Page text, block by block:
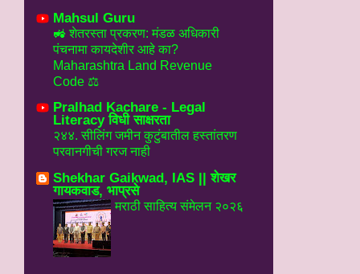
Mahsul Guru
🚜 शेतरस्ता प्रकरण: मंडळ अधिकारी
पंचनामा कायदेशीर आहे का?
Maharashtra Land Revenue
Code ⚖️
Pralhad Kachare - Legal
Literacy विधी साक्षरता
२४४. सीलिंग जमीन कुटुंबातील हस्तांतरण
परवानगीची गरज नाही
Shekhar Gaikwad, IAS || शेखर
गायकवाड, भाप्रसे
मराठी साहित्य संमेलन २०२६